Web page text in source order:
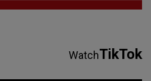
WatchTikTok